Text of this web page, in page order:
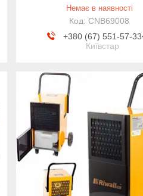
Немає в наявності
CNB69008
+380 (67) 551-57-33
Київстар